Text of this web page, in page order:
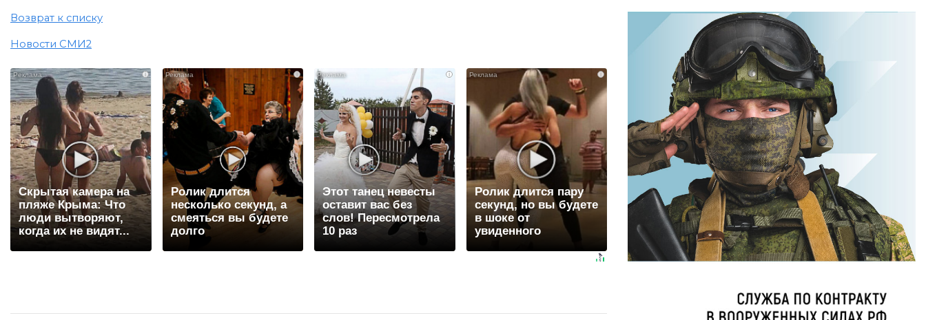
Возврат к списку
Новости СМИ2
i
Скрытая камера на
пляже Крыма: Что
люди вытворяют,
когда их не видят...
i
Ролик длится
несколько секунд, а
смеяться вы будете
долго
i
Этот танец невесты
оставит вас без
слов! Пересмотрела
10 раз
i
Ролик длится пару
секунд, но вы будете
в шоке от
увиденного